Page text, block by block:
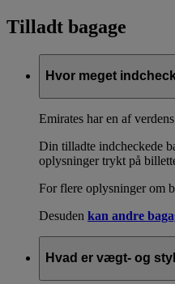
Tilladt bagage
Hvor meget
Emirates har en af
Din tilladte indcheckede
oplysninger trykt på
For flere oplysninger om
Desuden kan andre
Hvad er vægt- og